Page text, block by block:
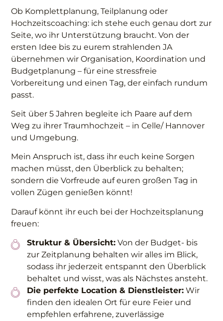
Ob Komplettplanung, Teilplanung oder
Hochzeitscoaching: ich stehe euch genau dort zur
Seite, wo ihr Unterstützung braucht. Von der
ersten Idee bis zu eurem strahlenden JA
übernehmen wir Organisation, Koordination und
Budgetplanung – für eine stressfreie
Vorbereitung und einen Tag, der einfach rundum
passt.
Seit über 5 Jahren begleite ich Paare auf dem
Weg zu ihrer Traumhochzeit – in Celle/ Hannover
und Umgebung.
Mein Anspruch ist, dass ihr euch keine Sorgen
machen müsst, den Überblick zu behalten;
sondern die Vorfreude auf euren großen Tag in
vollen Zügen genießen könnt!
Darauf könnt ihr euch bei der Hochzeitsplanung
freuen:
Struktur & Übersicht:Von der Budget- bis
zur Zeitplanung behalten wir alles im Blick,
sodass ihr jederzeit entspannt den Überblick
behaltet und wisst, was als Nächstes ansteht.
Die perfekte Location & Dienstleister:Wir
finden den idealen Ort für eure Feier und
empfehlen erfahrene, zuverlässige